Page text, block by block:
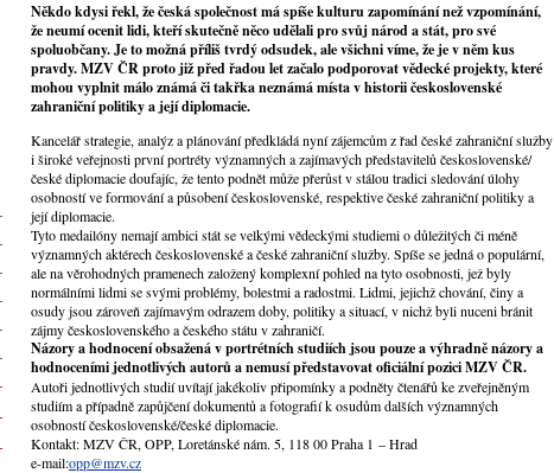
Někdo kdysi řekl, že česká společnost má spíše kulturu zapomínání než vzpomínání,
že neumí ocenit lidi, kteří skutečně něco udělali pro svůj národ a stát, pro své
spoluobčany. Je to možná příliš tvrdý odsudek, ale všichni víme, že je v něm kus
pravdy. MZV ČR proto již před řadou let začalo podporovat vědecké projekty, které
mohou vyplnit málo známá či takřka neznámá místa v historii československé
zahraniční politiky a její diplomacie.
Kancelář strategie, analýz a plánování předkládá nyní zájemcům z řad české zahraniční služby
i široké veřejnosti první portréty významných a zajímavých představitelů československé/
české diplomacie doufajíc, že tento podnět může přerůst v stálou tradici sledování úlohy
osobností ve formování a působení československé, respektive české zahraniční politiky a
její diplomacie.
Tyto medailóny nemají ambici stát se velkými vědeckými studiemi o důležitých či méně
významných aktérech československé a české zahraniční služby. Spíše se jedná o populární,
ale na věrohodných pramenech založený komplexní pohled na tyto osobnosti, jež byly
normálními lidmi se svými problémy, bolestmi a radostmi. Lidmi, jejichž chování, činy a
osudy jsou zároveň zajímavým odrazem doby, politiky a situací, v nichž byli nuceni bránit
zájmy československého a českého státu v zahraničí.
Názory a hodnocení obsažená v portrétních studiích jsou pouze a výhradně názory a
hodnoceními jednotlivých autorů a nemusí představovat oficiální pozici MZV ČR.
Autoři jednotlivých studií uvítají jakékoliv připomínky a podněty čtenářů ke zveřejněným
studiím a případně zapůjčení dokumentů a fotografií k osudům dalších významných
osobností československé/české diplomacie.
Kontakt: MZV ČR, OPP, Loretánské nám. 5, 118 00 Praha 1 – Hrad
e-mail:opp@mzv.cz